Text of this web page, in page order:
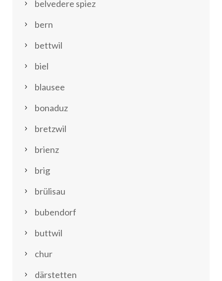
belvedere spiez
bern
bettwil
biel
blausee
bonaduz
bretzwil
brienz
brig
brülisau
bubendorf
buttwil
chur
därstetten